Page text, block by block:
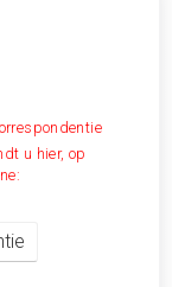
u hier, op